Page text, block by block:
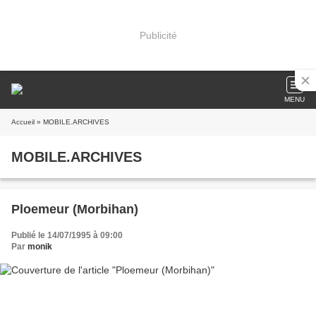
Publicité
MENU
Accueil » MOBILE.ARCHIVES
MOBILE.ARCHIVES
Ploemeur (Morbihan)
Publié le 14/07/1995 à 09:00
Par monik